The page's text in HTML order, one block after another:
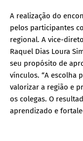
A realização do
pelos participantes
regional. A vice-
Raquel Dias Loura
seu propósito de
vínculos. “A escolha
valorizar a região e
os colegas. O
aprendizado e